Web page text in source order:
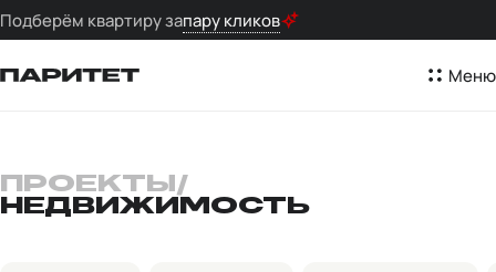
Подберём квартиру запару кликов
Меню
ПРОЕКТЫ /
НЕДВИЖИМОСТЬ